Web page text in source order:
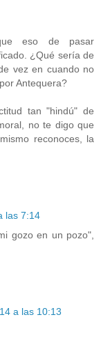
eso de pasar
¿Qué sería de
vez en cuando no
Antequera?
tan "hindú" de
no te digo que
reconoces, la
las 7:14
gozo en un pozo",
a las 10:13